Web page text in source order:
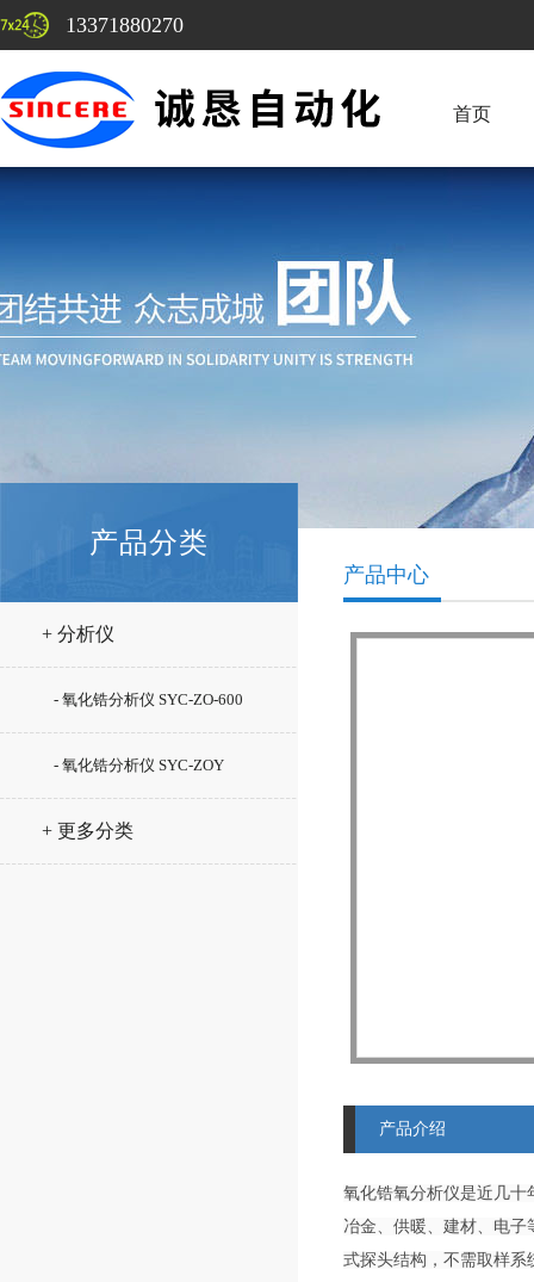
13371880270
首页
产品分类
+ 分析仪
- 氧化锆分析仪 SYC-ZO-600
- 氧化锆分析仪 SYC-ZOY
+ 更多分类
产品中心
产品介绍
氧化锆氧分析仪是近几十
冶金、供暖、建材、电
式探头结构，不需取样系